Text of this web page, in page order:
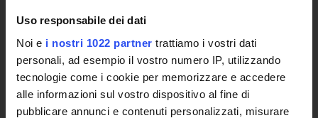
Uso responsabile dei dati
Noi e i nostri 1022 partner trattiamo i vostri dati
personali, ad esempio il vostro numero IP, utilizzando
tecnologie come i cookie per memorizzare e accedere
alle informazioni sul vostro dispositivo al fine di
pubblicare annunci e contenuti personalizzati, misurare
L'infrastruttura di e-Learning
Siti Istituzionali e Progetti Interuniversitari
Accesso alla Banca Dati di Segreteria Online
Posta Elettronica Certificata - PEC
Bacheca del Rettore